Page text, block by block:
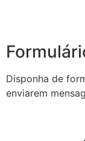
Disponha de
enviarem